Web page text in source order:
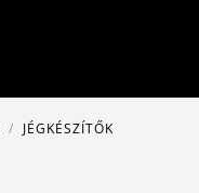
JÉGKÉSZÍTŐK